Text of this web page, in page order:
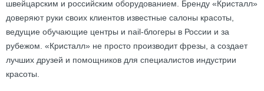
швейцарским и российским оборудованием. Бренду «Кристалл»
доверяют руки своих клиентов известные салоны красоты,
ведущие обучающие центры и nail-блогеры в России и за
рубежом. «Кристалл» не просто производит фрезы, а создает
лучших друзей и помощников для специалистов индустрии
красоты.